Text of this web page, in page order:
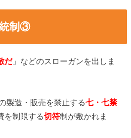
制③
だ」などのスローガンを出しま
製造・販売を禁止する七・七禁
を制限する切符制が敷かれま